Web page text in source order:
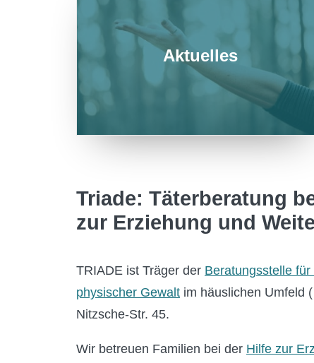
Aktuelles
Triade: Täterberatung
zur Erziehung und
TRIADE ist Träger der Beratungsstelle
physischer Gewalt im häuslichen Umfeld
Nitzsche-Str. 45.
Wir betreuen Familien bei der Hilfe zur